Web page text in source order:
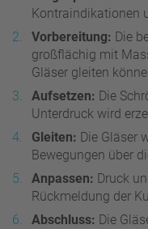
Kontraindikationen
Vorbereitung: Die
großflächig mit
Gläser gleiten
Aufsetzen: Die
Unterdruck wird
Gleiten: Die Gläser
Bewegungen über
Anpassen: Druck
Rückmeldung der
Abschluss: Die